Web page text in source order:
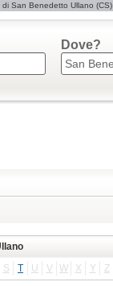
San Benedetto Ullano (CS)
Dove?
S T U V W X Y Z